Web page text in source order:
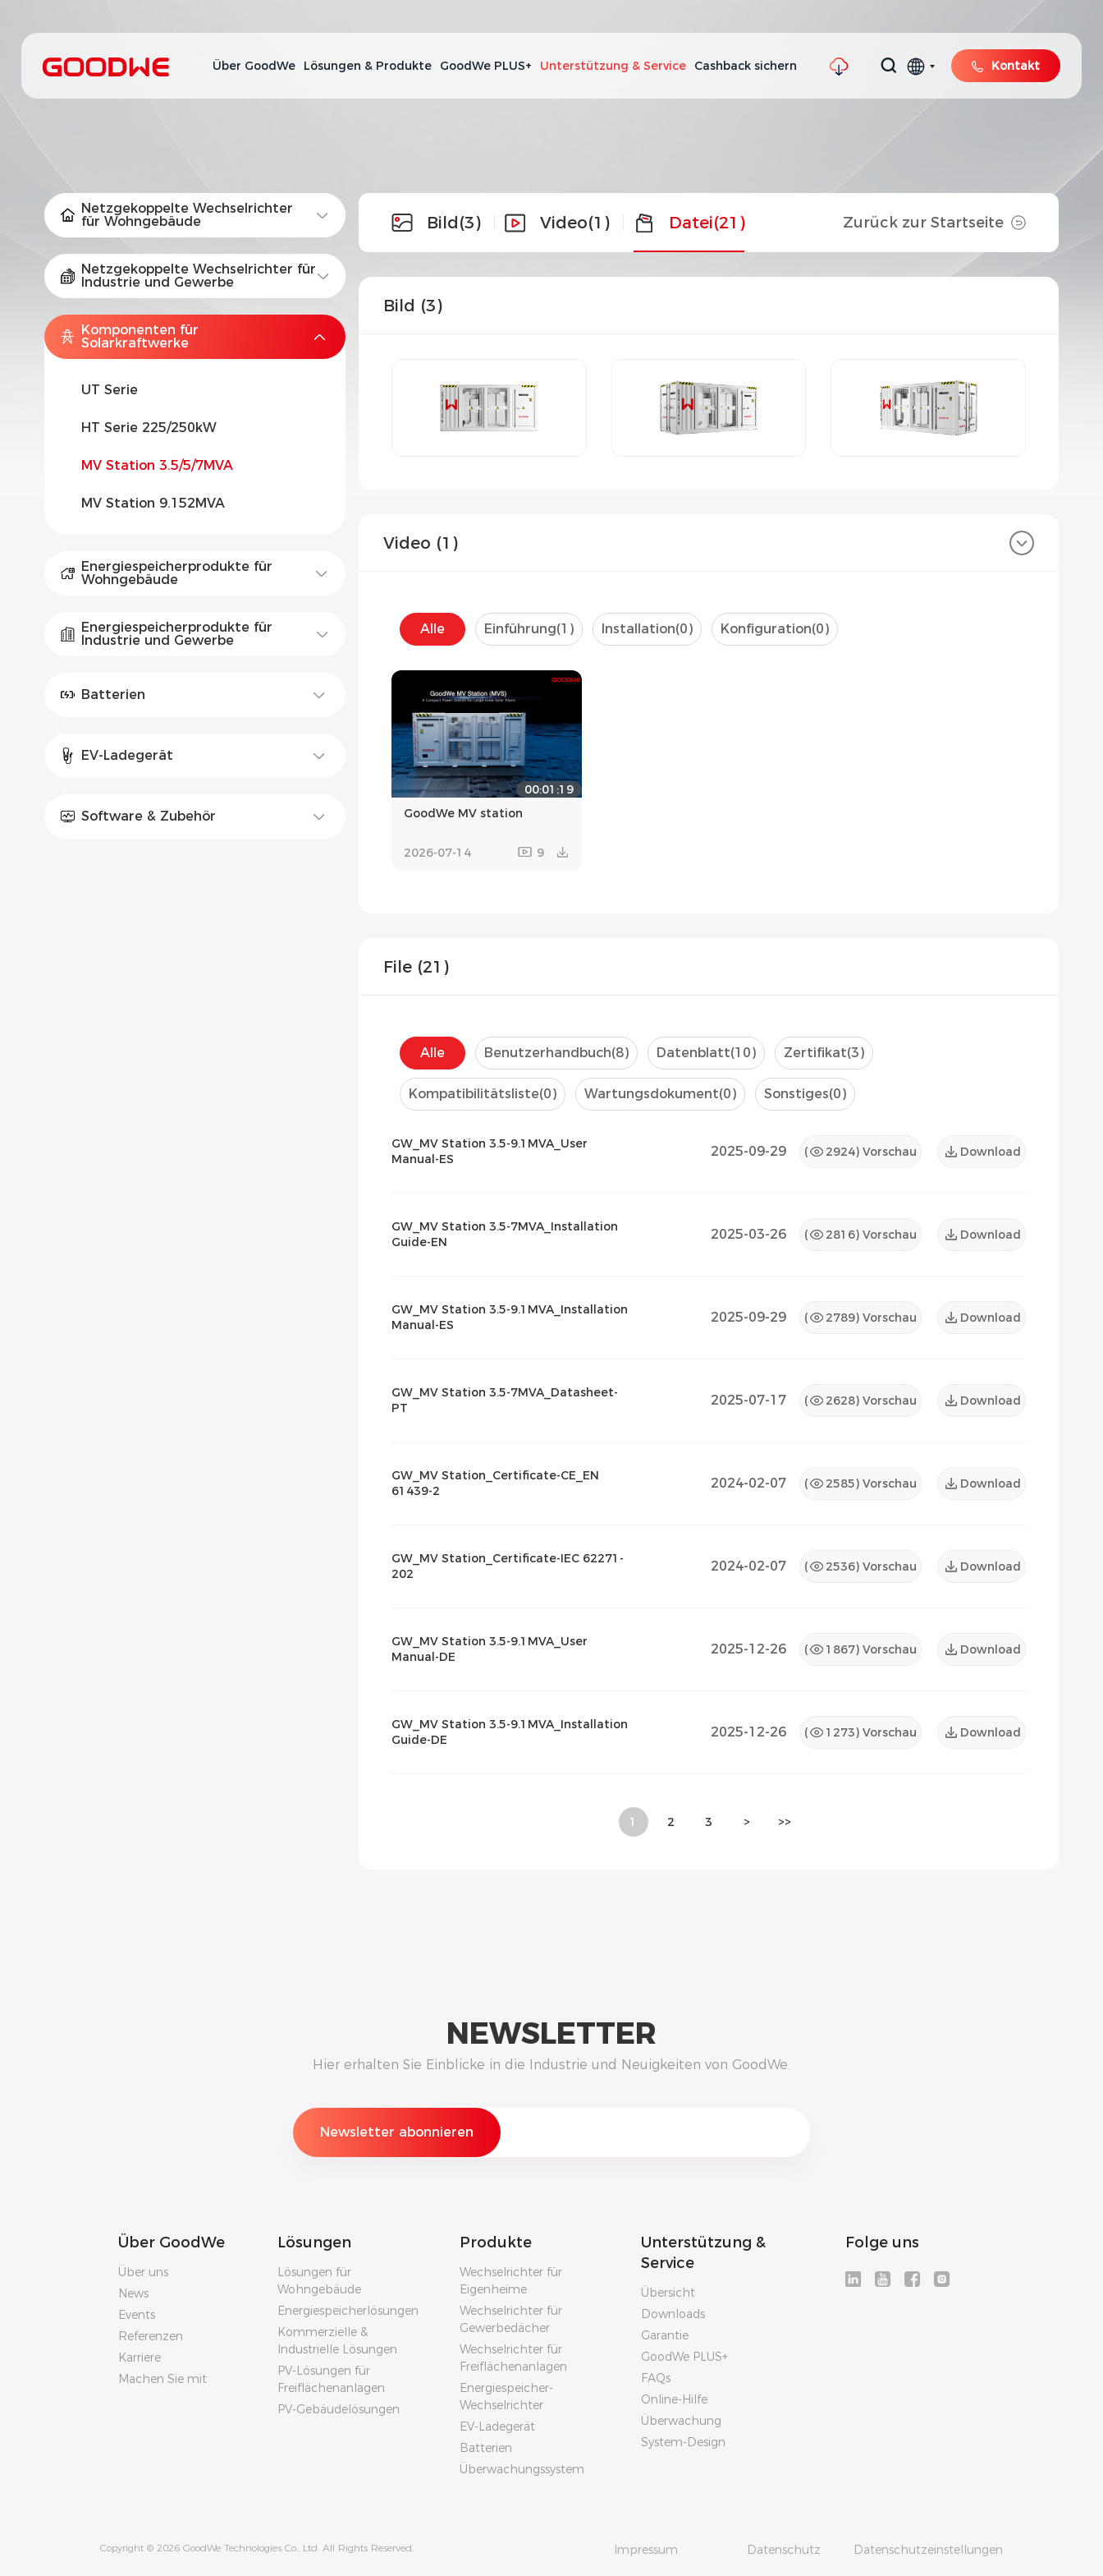
Über GoodWe Lösungen & Produkte GoodWe PLUS+ Unterstützung & Service Cashback sichern Kontakt
Netzgekoppelte Wechselrichter
für Wohngebäude
Netzgekoppelte Wechselrichter für
Industrie und Gewerbe
Komponenten für
Solarkraftwerke
UT Serie
HT Serie 225/250kW
MV Station 3.5/5/7MVA
MV Station 9.152MVA
Energiespeicherprodukte für
Wohngebäude
Energiespeicherprodukte für
Industrie und Gewerbe
Batterien
EV-Ladegerät
Software & Zubehör
Bild(3) Video(1) Datei(21) Zurück zur Startseite
Bild (3)
Video (1 )
Alle Einführung(1 ) Installation(0) Konfiguration(0)
00:01:19
GoodWe MV station
2026-07-14 9
File (21 )
Alle Benutzerhandbuch(8) Datenblatt(10) Zertifikat(3)
Kompatibilitätsliste(0) Wartungsdokument(0) Sonstiges(0)
GW_MV Station 3.5-9.1MVA_User
Manual-ES
2025-09-29 ( 2924) Vorschau Download
GW_MV Station 3.5-7MVA_Installation
Guide-EN
2025-03-26 ( 2816) Vorschau Download
GW_MV Station 3.5-9.1MVA_Installation
Manual-ES
2025-09-29 ( 2789) Vorschau Download
GW_MV Station 3.5-7MVA_Datasheet-
PT
2025-07-17 ( 2628) Vorschau Download
GW_MV Station_Certificate-CE_EN
61439-2
2024-02-07 ( 2585) Vorschau Download
GW_MV Station_Certificate-IEC 62271-
202
2024-02-07 ( 2536) Vorschau Download
GW_MV Station 3.5-9.1MVA_User
Manual-DE
2025-12-26 ( 1867) Vorschau Download
GW_MV Station 3.5-9.1MVA_Installation
Guide-DE
2025-12-26 ( 1273) Vorschau Download
1 2 3 > >>
NEWSLETTER
Hier erhalten Sie Einblicke in die Industrie und Neuigkeiten von GoodWe.
Über GoodWe
Über uns
News
Events
Referenzen
Karriere
Machen Sie mit
Lösungen
Lösungen für
Wohngebäude
Energiespeicherlösungen
Kommerzielle &
Industrielle Lösungen
PV-Lösungen für
Freiflächenanlagen
PV-Gebäudelösungen
Produkte
Wechselrichter für
Eigenheime
Wechselrichter für
Gewerbedächer
Wechselrichter für
Freiflächenanlagen
Energiespeicher-
Wechselrichter
EV-Ladegerät
Batterien
Überwachungssystem
Unterstützung &
Service
Übersicht
Downloads
Garantie
GoodWe PLUS+
FAQs
Online-Hilfe
Überwachung
System-Design
Folge uns
Copyright © 2026 GoodWe Technologies Co., Ltd. All Rights Reserved. Impressum Datenschutz Datenschutzeinstellungen